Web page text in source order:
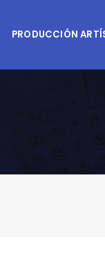
PRODUCCIÓN